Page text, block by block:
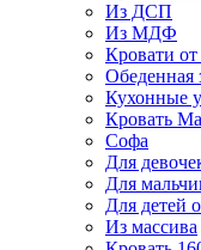
Из ДСП
Из МДФ
Кровати от
Обеденная
Кухонные
Кровать
Софа
Для
Для
Для детей
Из массива